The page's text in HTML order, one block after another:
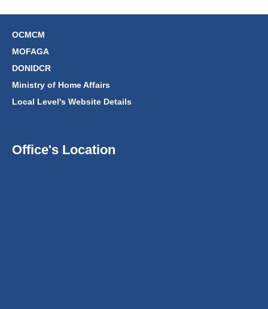
OCMCM
MOFAGA
DONIDCR
Ministry of Home Affairs
Local Level's Website Details
Office's Location